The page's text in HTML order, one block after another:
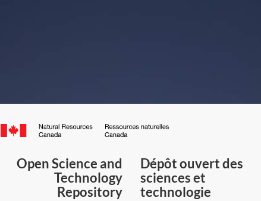
Canada.ca
du
Canada
Open Science and
Technology
Repository
Dépôt ouvert des
sciences et
technologie